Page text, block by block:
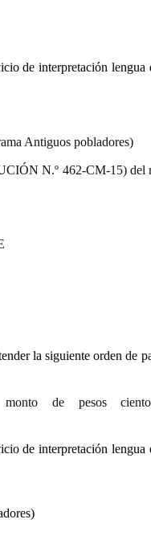
de interpretación lengua
Antiguos pobladores)
N.º 462-CM-15) del
la siguiente orden de
de pesos ciento
de interpretación lengua